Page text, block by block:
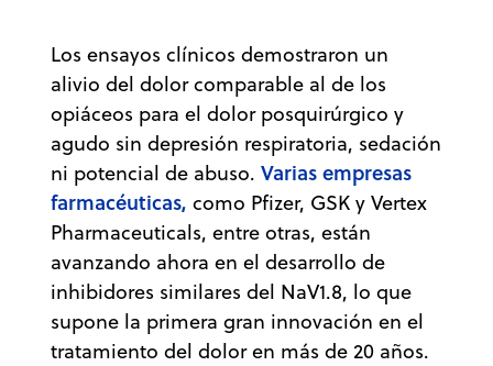
Los ensayos clínicos demostraron un
alivio del dolor comparable al de los
opiáceos para el dolor posquirúrgico y
agudo sin depresión respiratoria, sedación
ni potencial de abuso. Varias empresas
farmacéuticas, como Pfizer, GSK y Vertex
Pharmaceuticals, entre otras, están
avanzando ahora en el desarrollo de
inhibidores similares del NaV1.8, lo que
supone la primera gran innovación en el
tratamiento del dolor en más de 20 años.